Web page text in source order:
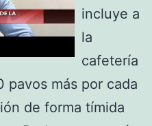
incluye a
la
cafetería
pavos más por cada
de forma tímida